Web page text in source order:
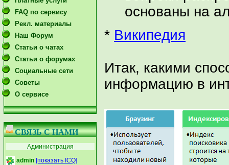
FAQ по сервису
Рекл. материалы
Наш Форум
Статьи о чатах
Статьи о форумах
Социальные сети
Советы
О сервисе
СВЯЗЬ С НАМИ
Администрация
admin [показать ICQ]
основаны на
* Википедия
Итак, какими
информацию в